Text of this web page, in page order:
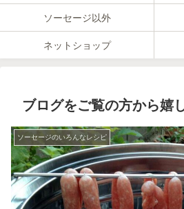
ソーセージ以外
ネットショップ
ブログをご覧の方から嬉
ソーセージのいろんなレシピ